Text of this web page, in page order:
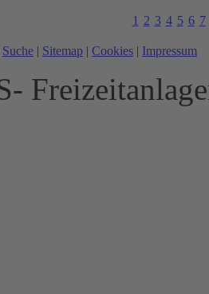
1 2 3 4 5 6 7
Suche | Sitemap | Cookies | Impressum